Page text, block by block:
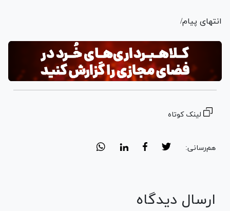
انتهای پیام/
لینک کوتاه
هم‌رسانی:
ارسال دیدگاه